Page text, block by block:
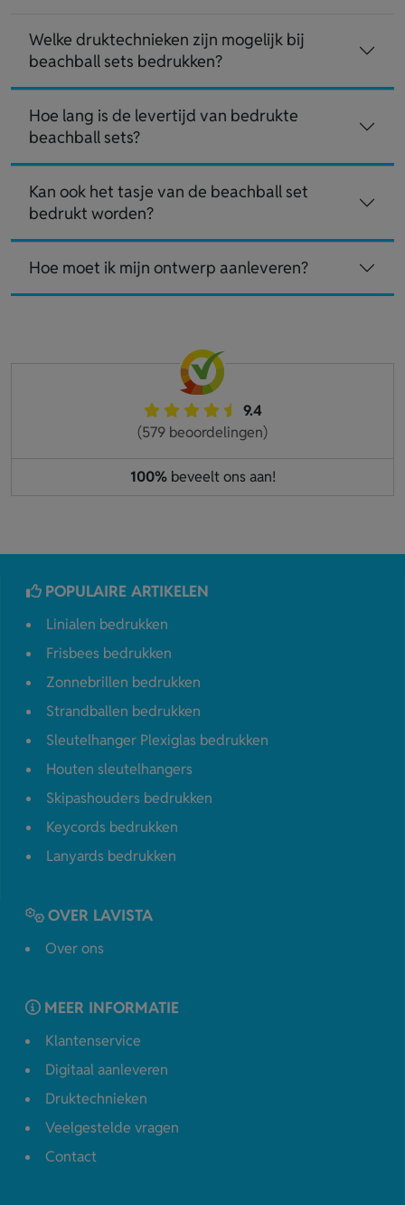
Welke druktechnieken zijn mogelijk bij
beachball sets bedrukken?
Hoe lang is de levertijd van bedrukte
beachball sets?
Kan ook het tasje van de beachball set
bedrukt worden?
Hoe moet ik mijn ontwerp aanleveren?
9.4
(579 beoordelingen)
100%beveelt ons aan!
POPULAIRE ARTIKELEN
Linialen bedrukken
Frisbees bedrukken
Zonnebrillen bedrukken
Strandballen bedrukken
Sleutelhanger Plexiglas bedrukken
Houten sleutelhangers
Skipashouders bedrukken
Keycords bedrukken
Lanyards bedrukken
OVER LAVISTA
Over ons
MEER INFORMATIE
Klantenservice
Digitaal aanleveren
Druktechnieken
Veelgestelde vragen
Contact